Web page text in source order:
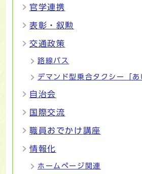
官学連携
表彰・叙勲
交通政策
路線バス
デマンド型乗合タクシー「あ
自治会
国際交流
職員おでかけ講座
情報化
ホームページ関連